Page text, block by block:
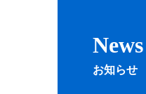
News
お知らせ